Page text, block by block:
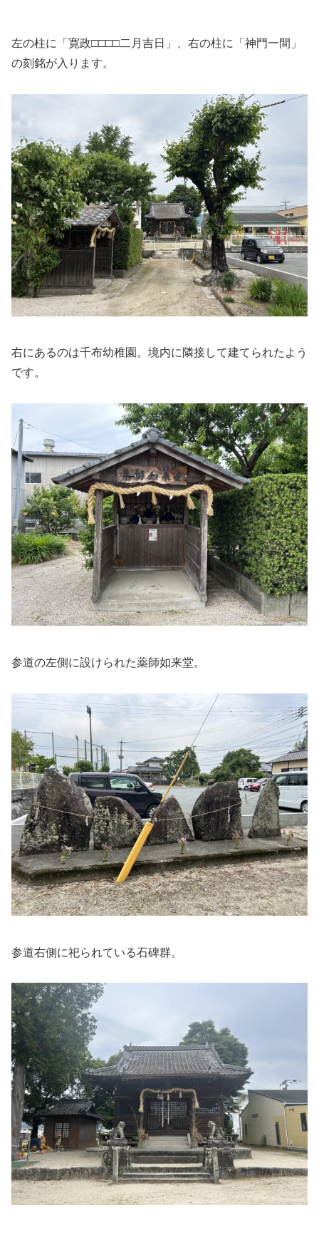
左の柱に「寛政□□□□二月吉日」、右の柱に「神門一間」
の刻銘が入ります。
右にあるのは千布幼稚園。境内に隣接して建てられたよう
です。
参道の左側に設けられた薬師如来堂。
参道右側に祀られている石碑群。